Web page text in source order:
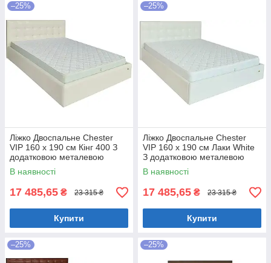
–25%
Ліжко Двоспальне Chester
VIP 160 х 190 см Кінг 400 З
додатковою металевою
цільнозварною рамою C1
Білий
В наявності
17 485,65 ₴ 23 315 ₴
Купити
–25%
Ліжко Двоспальне Chester
VIP 160 х 190 см Лаки White
З додатковою металевою
цільнозварною рамою Білий
В наявності
17 485,65 ₴ 23 315 ₴
Купити
–25% –25%